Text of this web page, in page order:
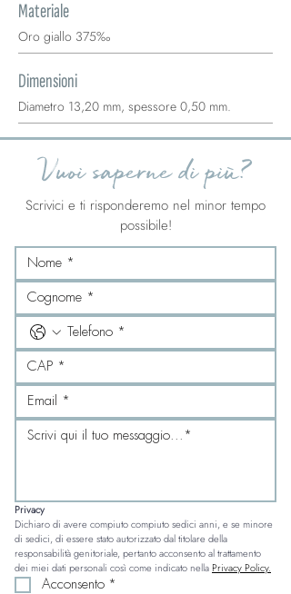
Materiale
Oro giallo 375‰
Dimensioni
Diametro 13,20 mm, spessore 0,50 mm.
Vuoi saperne di più?
Scrivici e ti risponderemo nel minor tempo
possibile!
Privacy
Dichiaro di avere compiuto compiuto sedici anni, e se minore
di sedici, di essere stato autorizzato dal titolare della
responsabilità genitoriale, pertanto acconsento al trattamento
dei miei dati personali così come indicato nella Privacy Policy.
Acconsento *